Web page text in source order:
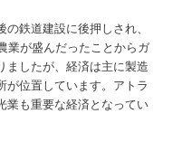
鉄道建設に後押しされ、
業が盛んだったことからガ
ましたが、経済は主に製造
が位置しています。アトラ
業も重要な経済となってい